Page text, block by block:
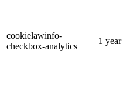
cookielawinfo-
checkbox-analytics
1 year